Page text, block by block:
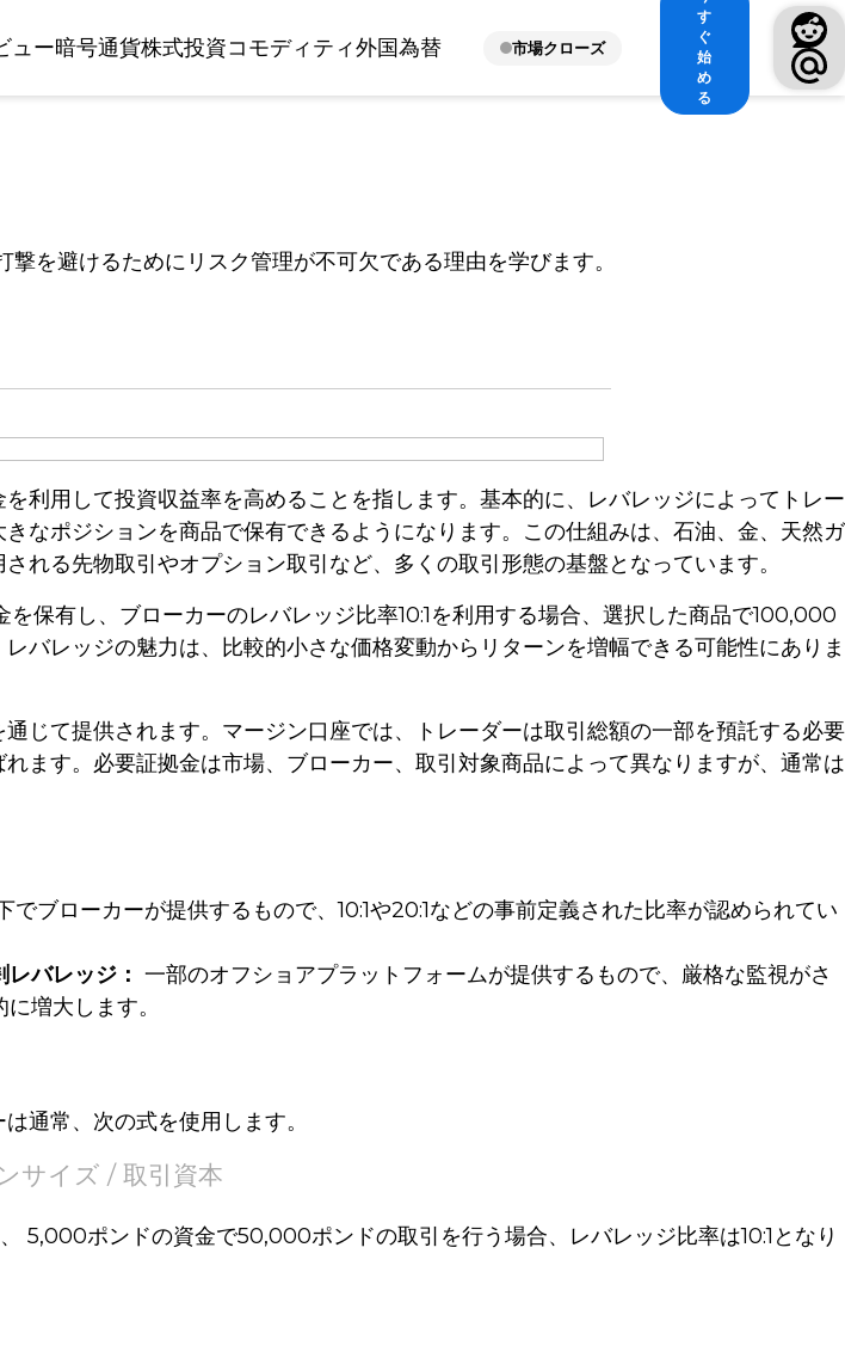
ュー暗号通貨株式投資コモディティ外国為替 市場クローズ
す
ぐ
始
め
る
を避けるためにリスク管理が不可欠である理由を学びます。
利用して投資収益率を高めることを指します。基本的に、レバレッジによってトレー
なポジションを商品で保有できるようになります。この仕組みは、石油、金、天然ガ
れる先物取引やオプション取引など、多くの取引形態の基盤となっています。
保有し、ブローカーのレバレッジ比率10:1を利用する場合、選択した商品で100,000
バレッジの魅力は、比較的小さな価格変動からリターンを増幅できる可能性にありま
じて提供されます。マージン口座では、トレーダーは取引総額の一部を預託する必要
ます。必要証拠金は市場、ブローカー、取引対象商品によって異なりますが、通常は
でブローカーが提供するもので、10:1や20:1などの事前定義された比率が認められてい
バレッジ： 一部のオフショアプラットフォームが提供するもので、厳格な監視がさ
増大します。
通常、次の式を使用します。
サイズ / 取引資本
5,000ポンドの資金で50,000ポンドの取引を行う場合、レバレッジ比率は10:1となり